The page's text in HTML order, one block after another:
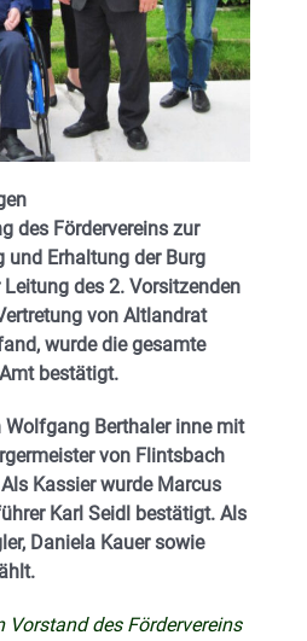
des Fördervereins zur
und Erhaltung der Burg
des 2. Vorsitzenden
von Altlandrat
wurde die gesamte
bestätigt.
Wolfgang Berthaler inne mit
von Flintsbach
Kassier wurde Marcus
Karl Seidl bestätigt. Als
Daniela Kauer sowie
Vorstand des Fördervereins